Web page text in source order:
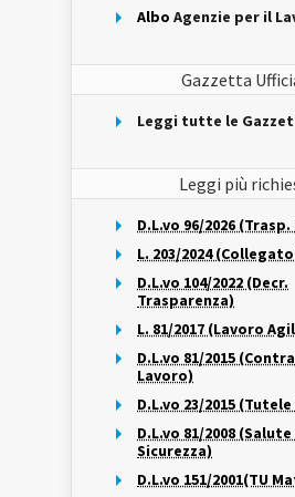
Albo Agenzie per il
Gazzetta
Leggi tutte le
Leggi più
D.L.vo 96/2026
L. 203/2024
D.L.vo 104/2022 (Decr.
Trasparenza)
L. 81/2017 (Lavoro
D.L.vo 81/2015
Lavoro)
D.L.vo 23/2015
D.L.vo 81/2008 (Salute
Sicurezza)
D.L.vo 151/2001(TU